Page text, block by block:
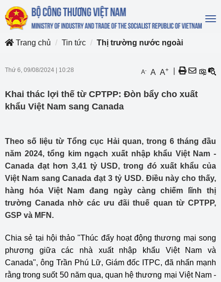
Trang chủ
Tin tức Thị trường nước ngoài
Thứ 6, 09/08/2024 10:28 A- A A+
Khai thác lợi thế từ CPTPP: Đòn bẩy cho xuất
khẩu Việt Nam sang Canada
Theo số liệu từ Tổng cục Hải quan, trong 6 tháng đầu
năm 2024, tổng kim ngạch xuất nhập khẩu Việt Nam -
Canada đạt hơn 3,41 tỷ USD, trong đó xuất khẩu của
Việt Nam sang Canada đạt 3 tỷ USD. Điều này cho thấy,
hàng hóa Việt Nam đang ngày càng chiếm lĩnh thị
trường Canada nhờ các ưu đãi thuế quan từ CPTPP,
GSP và MFN.
Chia sẻ tại hội thảo "Thúc đẩy hoạt động thương mại song
phương giữa các nhà xuất nhập khẩu Việt Nam và
Canada", ông Trần Phú Lữ, Giám đốc ITPC, đã nhấn mạnh
rằng trong suốt 50 năm qua, quan hệ thương mại Việt Nam -